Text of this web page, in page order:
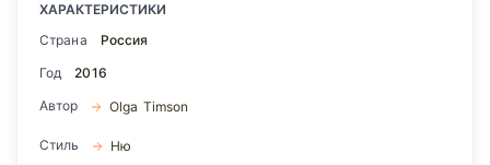
ХАРАКТЕРИСТИКИ
Страна
Россия
Год
2016
Автор
Olga Timson
Стиль Ню